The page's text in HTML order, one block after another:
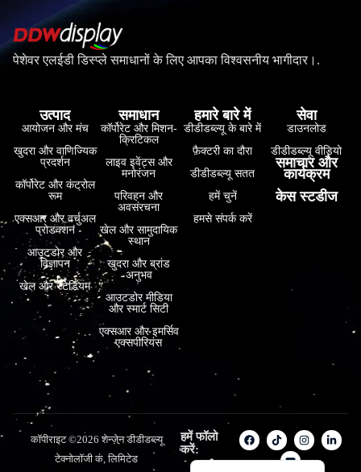
पेशेवर एलईडी डिस्प्ले समाधानों के लिए आपका विश्वसनीय भागीदार।.
उत्पाद
आयोजन और मंच
खुदरा और वाणिज्यिक
प्रदर्शन
कॉर्पोरेट और कंट्रोल
रूम
एक्सआर और वर्चुअल
प्रोडक्शन
आउटडोर और
विज्ञापन
खेल और स्टेडियम
समाधान
कॉर्पोरेट और मिशन-
क्रिटिकल
लाइव इवेंट्स और
मनोरंजन
परिवहन और
अवसंरचना
खेल और सामुदायिक
स्थान
खुदरा और ब्रांड
अनुभव
आउटडोर मीडिया
और स्मार्ट सिटी
एक्सआर और इमर्सिव
एक्सपीरियंस
हमारे बारे में
डीडीडब्ल्यू के बारे में
फ़ैक्टरी का दौरा
डीडीडब्ल्यू सतत
हमें चुनें
हमसे संपर्क करें
सेवा
डाउनलोड
डीडीडब्ल्यू वीडियो
समाचार और
कार्यक्रम
केस स्टडीज
कॉपीराइट ©2026 शेन्ज़ेन डीडीडब्ल्यू
टेक्नोलॉजी कं, लिमिटेड
हमें फॉलो
करें:
Español
日本語
Tiếng Việt
한국어
Bahasa Indonesia
فارسی